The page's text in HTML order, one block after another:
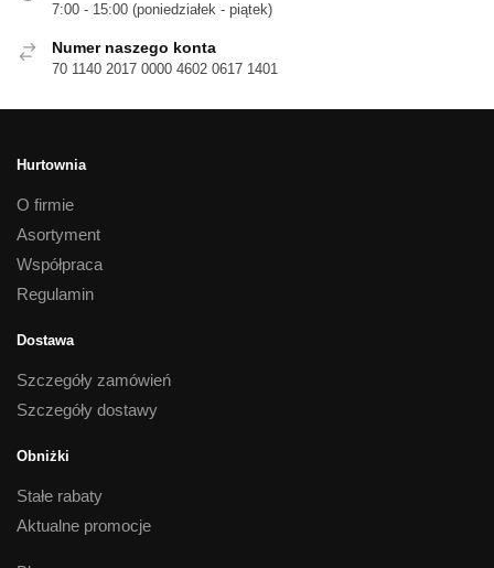
7:00 - 15:00 (poniedziałek - piątek)
Numer naszego konta
70 1140 2017 0000 4602 0617 1401
Hurtownia
O firmie
Asortyment
Współpraca
Regulamin
Dostawa
Szczegóły zamówień
Szczegóły dostawy
Obniżki
Stałe rabaty
Aktualne promocje